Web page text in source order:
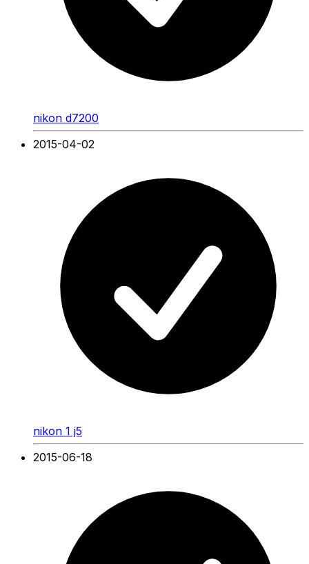
nikon d7200
2015-04-02
nikon 1 j5
2015-06-18